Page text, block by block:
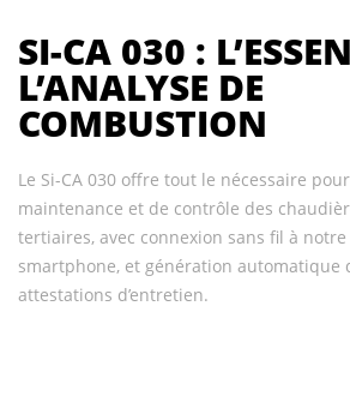
SI-CA 030 :
L’ANALYSE DE
COMBUSTION
Le Si-CA 030 offre tout le nécessaire
maintenance et de contrôle des
tertiaires, avec connexion sans fil à
smartphone, et génération automatique
attestations d’entretien.